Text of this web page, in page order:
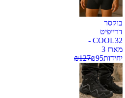
בוקסר
דרייפיט
COOL32 -
מארז 3
יחידות
₪95
₪127